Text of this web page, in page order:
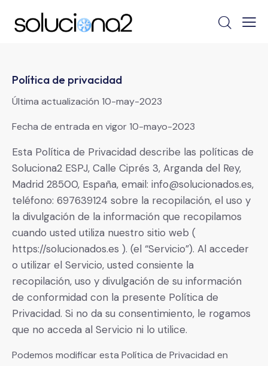
Política de privacidad
Última actualización 10-may-2023
Fecha de entrada en vigor 10-mayo-2023
Esta Política de Privacidad describe las políticas de
Soluciona2 ESPJ, Calle Ciprés 3, Arganda del Rey,
Madrid 28500, España, email: info@solucionados.es,
teléfono: 697639124 sobre la recopilación, el uso y
la divulgación de la información que recopilamos
cuando usted utiliza nuestro sitio web (
https://solucionados.es ). (el “Servicio”). Al acceder
o utilizar el Servicio, usted consiente la
recopilación, uso y divulgación de su información
de conformidad con la presente Política de
Privacidad. Si no da su consentimiento, le rogamos
que no acceda al Servicio ni lo utilice.
Podemos modificar esta Política de Privacidad en